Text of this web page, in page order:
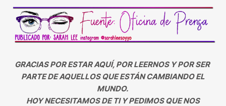
GRACIAS POR ESTAR AQUÍ, POR LEERNOS Y POR SER
PARTE DE AQUELLOS QUE ESTÁN CAMBIANDO EL
MUNDO.
HOY NECESITAMOS DE TI Y PEDIMOS QUE NOS